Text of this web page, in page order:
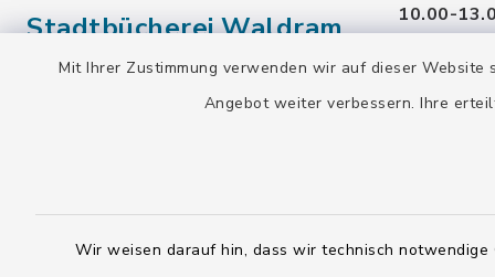
Mit Ihrer Zustimmung verwenden wir auf dieser
Angebot weiter verbessern. Ihre
Wir weisen darauf hin, dass wir technisch
Stadtbücherei Waldram
Kardinal-Wendel-Str. 96
82515 Wolfratshausen
10.00-
15.00-
Freitag: